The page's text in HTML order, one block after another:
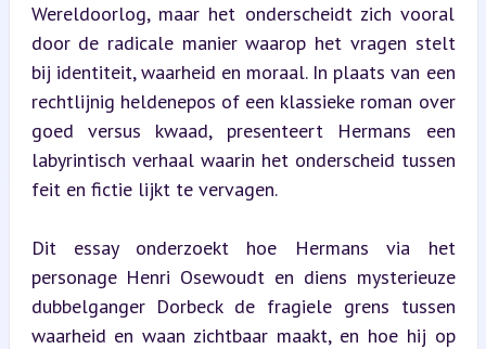
Wereldoorlog, maar het onderscheidt zich vooral
door de radicale manier waarop het vragen stelt
bij identiteit, waarheid en moraal. In plaats van een
rechtlijnig heldenepos of een klassieke roman over
goed versus kwaad, presenteert Hermans een
labyrintisch verhaal waarin het onderscheid tussen
feit en fictie lijkt te vervagen.
Dit essay onderzoekt hoe Hermans via het
personage Henri Osewoudt en diens mysterieuze
dubbelganger Dorbeck de fragiele grens tussen
waarheid en waan zichtbaar maakt, en hoe hij op